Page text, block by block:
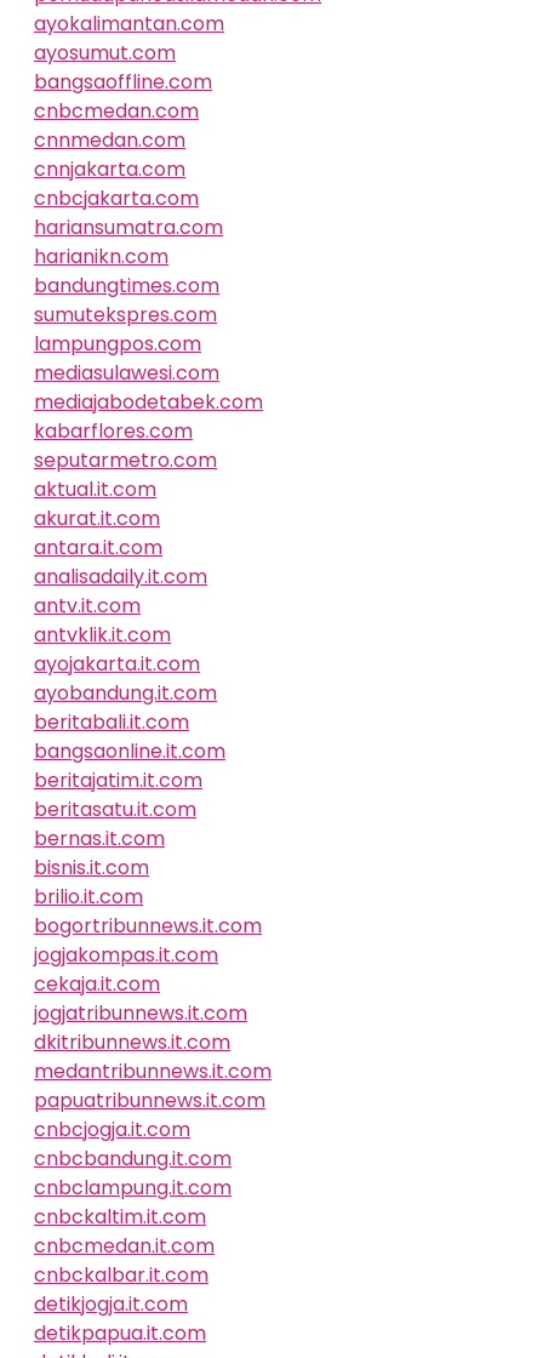
ayokalimantan.com
ayosumut.com
bangsaoffline.com
cnbcmedan.com
cnnmedan.com
cnnjakarta.com
cnbcjakarta.com
hariansumatra.com
harianikn.com
bandungtimes.com
sumutekspres.com
lampungpos.com
mediasulawesi.com
mediajabodetabek.com
kabarflores.com
seputarmetro.com
aktual.it.com
akurat.it.com
antara.it.com
analisadaily.it.com
antv.it.com
antvklik.it.com
ayojakarta.it.com
ayobandung.it.com
beritabali.it.com
bangsaonline.it.com
beritajatim.it.com
beritasatu.it.com
bernas.it.com
bisnis.it.com
brilio.it.com
bogortribunnews.it.com
jogjakompas.it.com
cekaja.it.com
jogjatribunnews.it.com
dkitribunnews.it.com
medantribunnews.it.com
papuatribunnews.it.com
cnbcjogja.it.com
cnbcbandung.it.com
cnbclampung.it.com
cnbckaltim.it.com
cnbcmedan.it.com
cnbckalbar.it.com
detikjogja.it.com
detikpapua.it.com